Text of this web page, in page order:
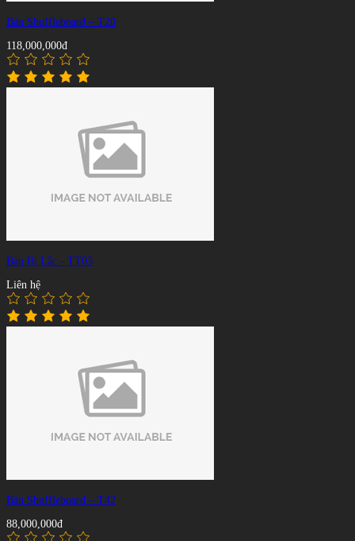
Bàn Shuffleboard – T20
118,000,000đ
Bàn Bi Lắc - TT03
Liên hệ
Bàn Shuffleboard – T42
88,000,000đ